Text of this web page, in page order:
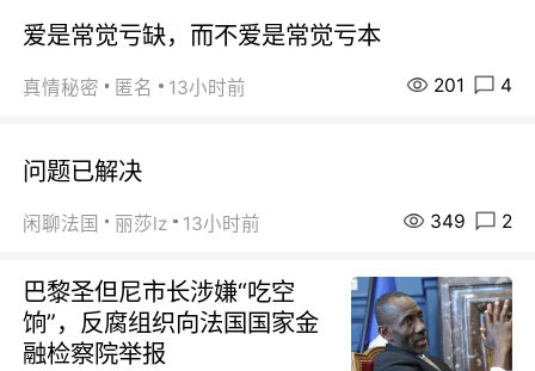
爱是常觉亏缺，而不爱是常觉亏本
真情秘密 匿名 13小时前 201 4
问题已解决
闲聊法国 丽莎lz 13小时前 349 2
巴黎圣但尼市长涉嫌“吃空
饷”，反腐组织向法国国家金
融检察院举报